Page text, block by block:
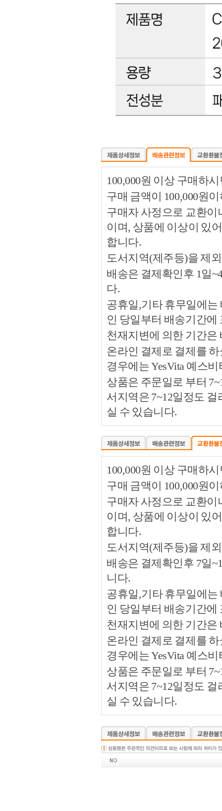
100,000원 이상 구매하
구매 금액이 100,000원
구매자 사정으로 교환이
이며, 상품에 이상이 있
합니다.
도서지역(제주등)을 제
배송은 결제확인후 1일
다.
공휴일,기타 휴무일에
인 당일부터 배송기간에
천재지변에 의한 기간
온라인 결제로 결제를
경우에는 YesVita 예스
상품은 주문일로 부터
서지역은 7~12일정도
실 수 있습니다.
100,000원 이상 구매하
구매 금액이 100,000원
구매자 사정으로 교환이
이며, 상품에 이상이 있
합니다.
도서지역(제주등)을 제
배송은 결제확인후 7일
니다.
공휴일,기타 휴무일에
인 당일부터 배송기간에
천재지변에 의한 기간
온라인 결제로 결제를
경우에는 YesVita 예스
상품은 주문일로 부터
서지역은 7~12일정도
실 수 있습니다.